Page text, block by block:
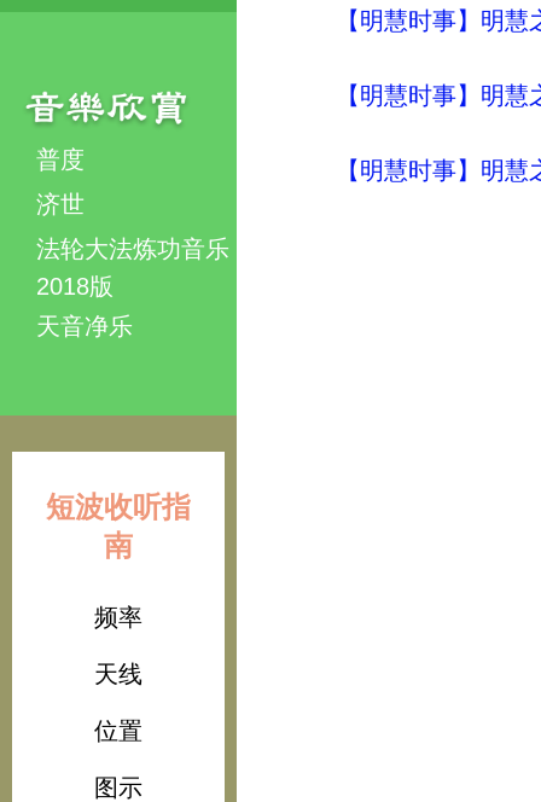
普度
济世
法轮大法炼功音乐
2018版
天音净乐
短波收听指
南
频率
天线
位置
图示
【明慧时事】明
【明慧时事】明
【明慧时事】明